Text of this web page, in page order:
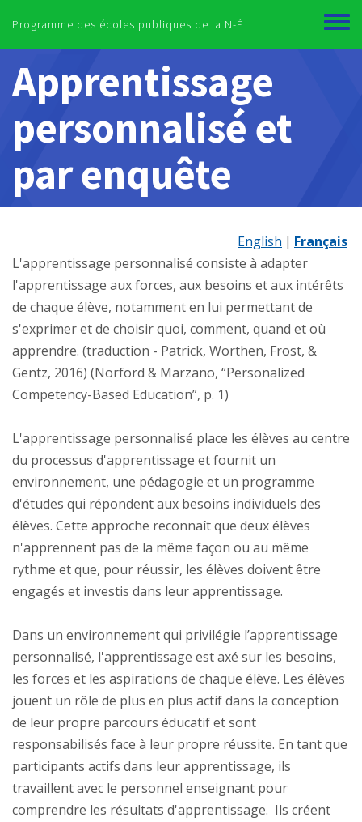
Programme des écoles publiques de la N-É
menu
Apprentissage
personnalisé et
par enquête
English
Français
L'apprentissage personnalisé consiste à adapter
l'apprentissage aux forces, aux besoins et aux intérêts
de chaque élève, notamment en lui permettant de
s'exprimer et de choisir quoi, comment, quand et où
apprendre. (traduction - Patrick, Worthen, Frost, &
Gentz, 2016) (Norford & Marzano, “Personalized
Competency-Based Education”, p. 1)
L'apprentissage personnalisé place les élèves au centre
du processus d'apprentissage et fournit un
environnement, une pédagogie et un programme
d'études qui répondent aux besoins individuels des
élèves. Cette approche reconnaît que deux élèves
n'apprennent pas de la même façon ou au même
rythme et que, pour réussir, les élèves doivent être
engagés et investis dans leur apprentissage.
Dans un environnement qui privilégie l’apprentissage
personnalisé, l'apprentissage est axé sur les besoins,
les forces et les aspirations de chaque élève. Les élèves
jouent un rôle de plus en plus actif dans la conception
de leur propre parcours éducatif et sont
responsabilisés face à leur propre réussite. En tant que
participants actifs dans leur apprentissage, ils
travaillent avec le personnel enseignant pour
comprendre les résultats d'apprentissage. Ils créent